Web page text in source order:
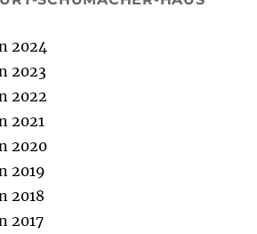
2024
2023
2022
2021
2020
2019
2018
2017